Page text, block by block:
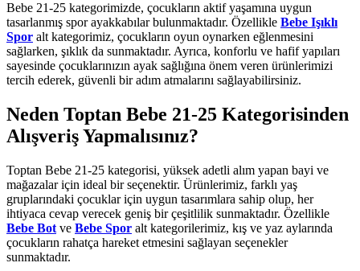
Bebe 21-25 kategorimizde, çocukların aktif yaşamına uygun
tasarlanmış spor ayakkabılar bulunmaktadır. Özellikle Bebe Işıklı
Spor alt kategorimiz, çocukların oyun oynarken eğlenmesini
sağlarken, şıklık da sunmaktadır. Ayrıca, konforlu ve hafif yapıları
sayesinde çocuklarınızın ayak sağlığına önem veren ürünlerimizi
tercih ederek, güvenli bir adım atmalarını sağlayabilirsiniz.
Neden Toptan Bebe 21-25 Kategorisinden
Alışveriş Yapmalısınız?
Toptan Bebe 21-25 kategorisi, yüksek adetli alım yapan bayi ve
mağazalar için ideal bir seçenektir. Ürünlerimiz, farklı yaş
gruplarındaki çocuklar için uygun tasarımlara sahip olup, her
ihtiyaca cevap verecek geniş bir çeşitlilik sunmaktadır. Özellikle
Bebe Bot ve Bebe Spor alt kategorilerimiz, kış ve yaz aylarında
çocukların rahatça hareket etmesini sağlayan seçenekler
sunmaktadır.